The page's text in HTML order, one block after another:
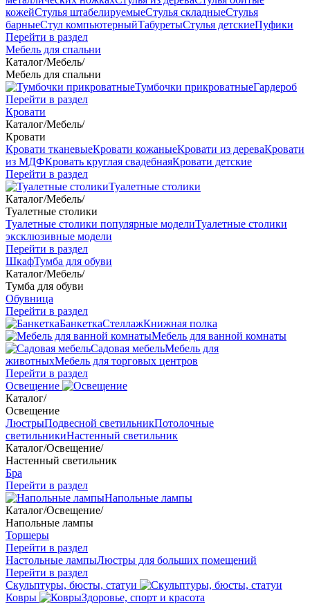
кожейСтулья штабелируемыеСтулья складныеСтулья
барныеСтул компьютерныйТабуретыСтулья детскиеПуфики
Перейти в раздел
Мебель для спальни
Каталог/Мебель/
Мебель для спальни
Тумбочки прикроватныеГардероб
Перейти в раздел
Кровати
Каталог/Мебель/
Кровати
Кровати тканевыеКровати кожаныеКровати из дереваКровати
из МДФКровать круглая свадебнаяКровати детские
Перейти в раздел
Туалетные столики
Каталог/Мебель/
Туалетные столики
Туалетные столики популярные моделиТуалетные столики
эксклюзивные модели
Перейти в раздел
ШкафТумба для обуви
Каталог/Мебель/
Тумба для обуви
Обувница
Перейти в раздел
БанкеткаСтеллажКнижная полка
Мебель для ванной комнаты
Садовая мебельМебель для
животныхМебель для торговых центров
Перейти в раздел
Освещение
Каталог/
Освещение
ЛюстрыПодвесной светильникПотолочные
светильникиНастенный светильник
Каталог/Освещение/
Настенный светильник
Бра
Перейти в раздел
Напольные лампы
Каталог/Освещение/
Напольные лампы
Торшеры
Перейти в раздел
Настольные лампыЛюстры для больших помещений
Перейти в раздел
Скульптуры, бюсты, статуи
Ковры
Здоровье, спорт и красота